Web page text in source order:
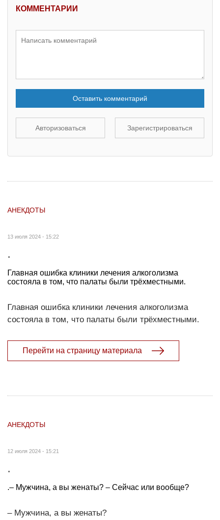
КОММЕНТАРИИ
Оставить комментарий
Авторизоваться Зарегистрироваться
АНЕКДОТЫ
13 июля 2024 - 15:22
.
Главная ошибка клиники лечения алкоголизма
состояла в том, что палаты были трёхместными.
Главная ошибка клиники лечения алкоголизма
состояла в том, что палаты были трёхместными.
Перейти на страницу материала
АНЕКДОТЫ
12 июля 2024 - 15:21
.
.– Мужчина, а вы женаты? – Сейчас или вообще?
– Мужчина, а вы женаты?